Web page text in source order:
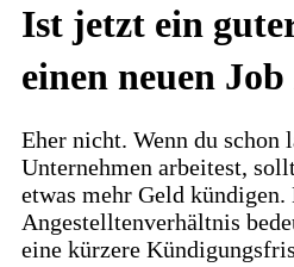
Ist jetzt ein
einen neuen Job
Eher nicht. Wenn du schon
Unternehmen arbeitest,
etwas mehr Geld kündigen.
Angestelltenverhältnis
eine kürzere